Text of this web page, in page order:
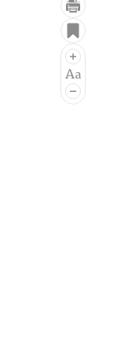
Điện ảnh
Âm nhạc